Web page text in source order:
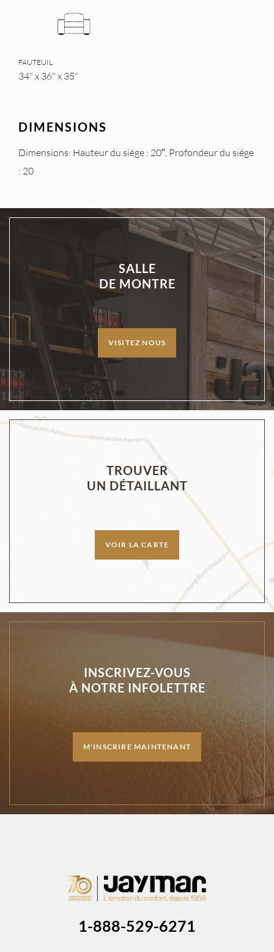
FAUTEUIL
34" x 36" x 35"
DIMENSIONS
Dimensions: Hauteur du siège : 20″, Profondeur du siège
: 20
SALLE
DE MONTRE
VISITEZ NOUS
TROUVER
UN DÉTAILLANT
VOIR LA CARTE
INSCRIVEZ-VOUS
À NOTRE INFOLETTRE
M'INSCRIRE MAINTENANT
1-888-529-6271